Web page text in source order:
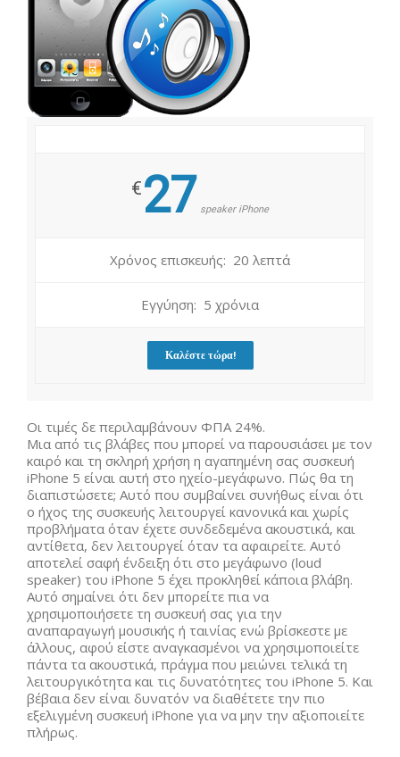
€27 speaker iPhone
Χρόνος επισκευής: 20 λεπτά
Εγγύηση: 5 χρόνια
Καλέστε τώρα!
Οι τιμές δε περιλαμβάνουν ΦΠΑ 24%.
Μια από τις βλάβες που μπορεί να παρουσιάσει με τον
καιρό και τη σκληρή χρήση η αγαπημένη σας συσκευή
iPhone 5 είναι αυτή στο ηχείο-μεγάφωνο. Πώς θα τη
διαπιστώσετε; Αυτό που συμβαίνει συνήθως είναι ότι
ο ήχος της συσκευής λειτουργεί κανονικά και χωρίς
προβλήματα όταν έχετε συνδεδεμένα ακουστικά, και
αντίθετα, δεν λειτουργεί όταν τα αφαιρείτε. Αυτό
αποτελεί σαφή ένδειξη ότι στο μεγάφωνο (loud
speaker) του iPhone 5 έχει προκληθεί κάποια βλάβη.
Αυτό σημαίνει ότι δεν μπορείτε πια να
χρησιμοποιήσετε τη συσκευή σας για την
αναπαραγωγή μουσικής ή ταινίας ενώ βρίσκεστε με
άλλους, αφού είστε αναγκασμένοι να χρησιμοποιείτε
πάντα τα ακουστικά, πράγμα που μειώνει τελικά τη
λειτουργικότητα και τις δυνατότητες του iPhone 5. Και
βέβαια δεν είναι δυνατόν να διαθέτετε την πιο
εξελιγμένη συσκευή iPhone για να μην την αξιοποιείτε
πλήρως.